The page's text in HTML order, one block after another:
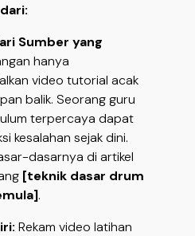
Sumber yang
hanya
video tutorial acak
balik. Seorang guru
terpercaya dapat
kesalahan sejak dini.
dasarnya di artikel
[teknik dasar drum
.
Rekam video latihan